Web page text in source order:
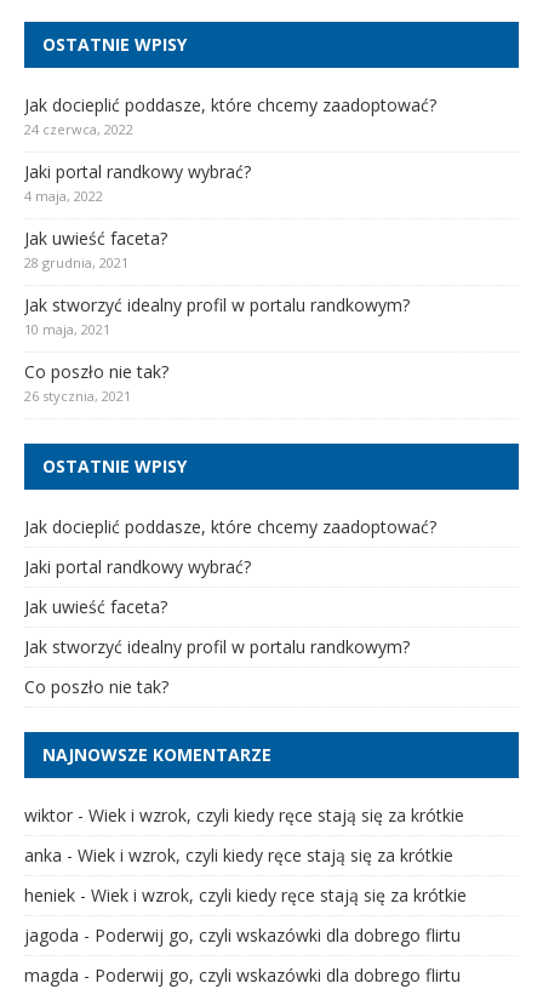
OSTATNIE WPISY
Jak docieplić poddasze, które chcemy zaadoptować?
24 czerwca, 2022
Jaki portal randkowy wybrać?
4 maja, 2022
Jak uwieść faceta?
28 grudnia, 2021
Jak stworzyć idealny profil w portalu randkowym?
10 maja, 2021
Co poszło nie tak?
26 stycznia, 2021
OSTATNIE WPISY
Jak docieplić poddasze, które chcemy zaadoptować?
Jaki portal randkowy wybrać?
Jak uwieść faceta?
Jak stworzyć idealny profil w portalu randkowym?
Co poszło nie tak?
NAJNOWSZE KOMENTARZE
wiktor - Wiek i wzrok, czyli kiedy ręce stają się za krótkie
anka - Wiek i wzrok, czyli kiedy ręce stają się za krótkie
heniek - Wiek i wzrok, czyli kiedy ręce stają się za krótkie
jagoda - Poderwij go, czyli wskazówki dla dobrego flirtu
magda - Poderwij go, czyli wskazówki dla dobrego flirtu